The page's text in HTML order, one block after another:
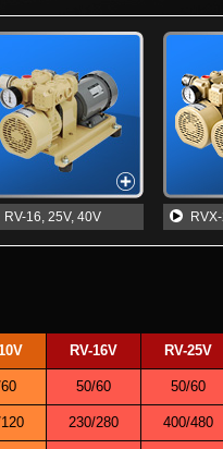
RV-16, 25V, 40V
RV-16V RV-25V
50/60 50/60
230/280 400/480